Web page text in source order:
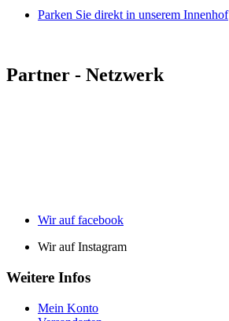
Parken Sie direkt in unserem Innenhof
Partner - Netzwerk
Wir auf facebook
Wir auf Instagram
Weitere Infos
Mein Konto